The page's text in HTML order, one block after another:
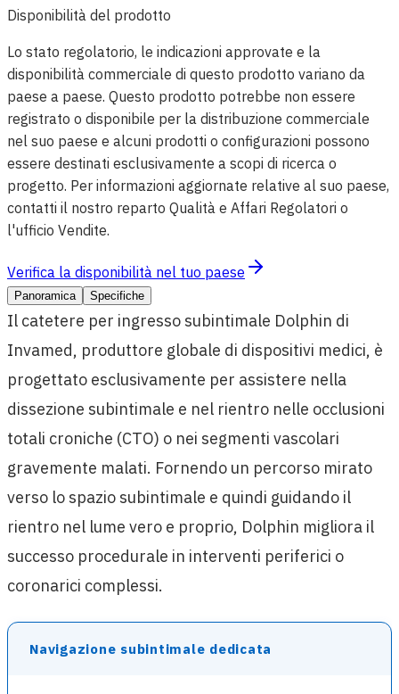
Disponibilità del prodotto
Lo stato regolatorio, le indicazioni approvate e la
disponibilità commerciale di questo prodotto variano da
paese a paese. Questo prodotto potrebbe non essere
registrato o disponibile per la distribuzione commerciale
nel suo paese e alcuni prodotti o configurazioni possono
essere destinati esclusivamente a scopi di ricerca o
progetto. Per informazioni aggiornate relative al suo paese,
contatti il nostro reparto Qualità e Affari Regolatori o
l'ufficio Vendite.
Verifica la disponibilità nel tuo paese
Panoramica Specifiche
Il catetere per ingresso subintimale Dolphin di
Invamed, produttore globale di dispositivi medici, è
progettato esclusivamente per assistere nella
dissezione subintimale e nel rientro nelle occlusioni
totali croniche (CTO) o nei segmenti vascolari
gravemente malati. Fornendo un percorso mirato
verso lo spazio subintimale e quindi guidando il
rientro nel lume vero e proprio, Dolphin migliora il
successo procedurale in interventi periferici o
coronarici complessi.
Navigazione subintimale dedicata